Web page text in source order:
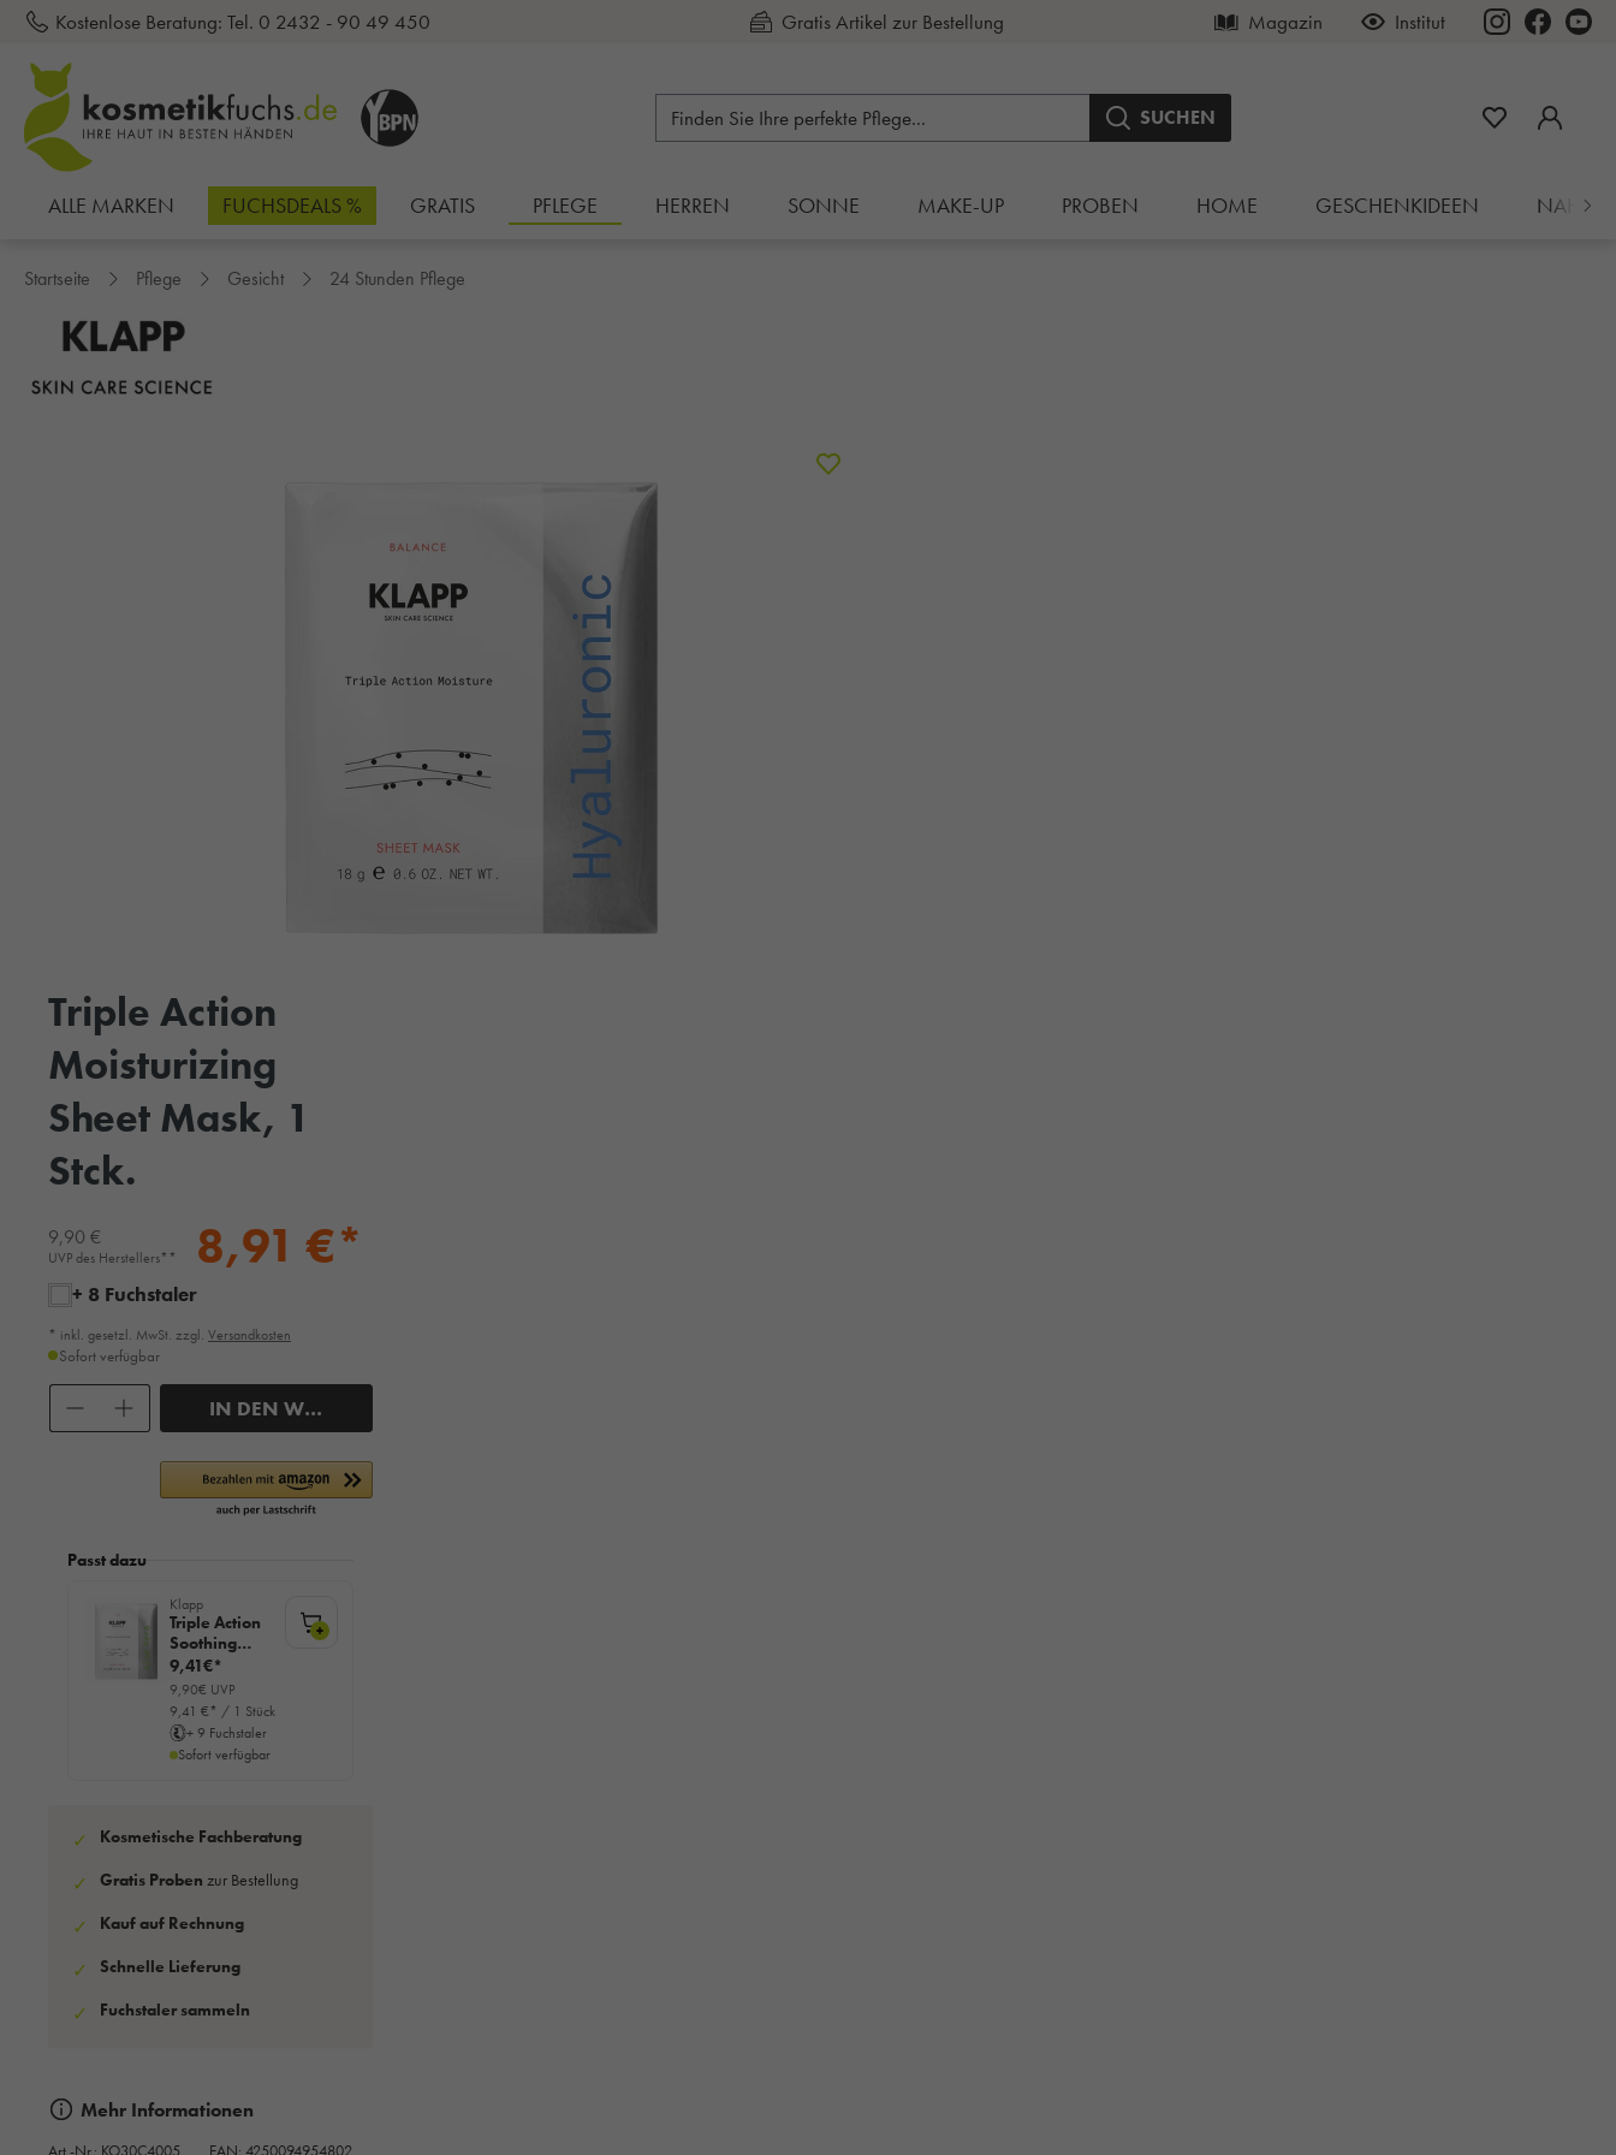
springen
Kostenlose Beratung: Tel. 0 2432 - 90 49 450 Kauf auf Rechnung Magazin Institut
SUCHEN
ALLE MARKEN FUCHSDEALS % GRATIS PFLEGE HERREN SONNE MAKE-UP PROBEN HOME GESCHENKIDEEN
Startseite Pflege Gesicht 24 Stunden Pflege
Triple Action
Moisturizing
Sheet Mask, 1
Stck.
9,90 €
UVP des Herstellers** 8,91 €*
+ 8 Fuchstaler
* inkl. gesetzl. MwSt. zzgl. Versandkosten
Sofort verfügbar
IN DEN WARENKORB
Passt dazu
Klapp
Triple Action
Soothing
Sheet Mask, 1
Stück
9,41€*
9,90€ UVP
9,41 €* / 1 Stück
+ 9 Fuchstaler
Sofort verfügbar
+
✓ Kosmetische Fachberatung
✓ Gratis Proben zur Bestellung
✓ Kauf auf Rechnung
✓ Schnelle Lieferung
✓ Fuchstaler sammeln
Mehr Informationen